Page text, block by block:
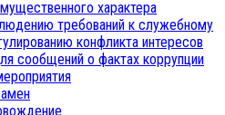
характера
требований к служебному
конфликта интересов
сообщений о фактах коррупции